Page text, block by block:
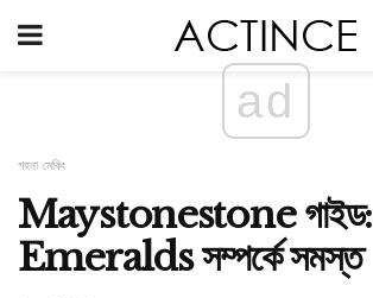
ad
গহনা মেকিং
Maystonestone গাইড:
Emeralds সম্পর্কে সমস্ত